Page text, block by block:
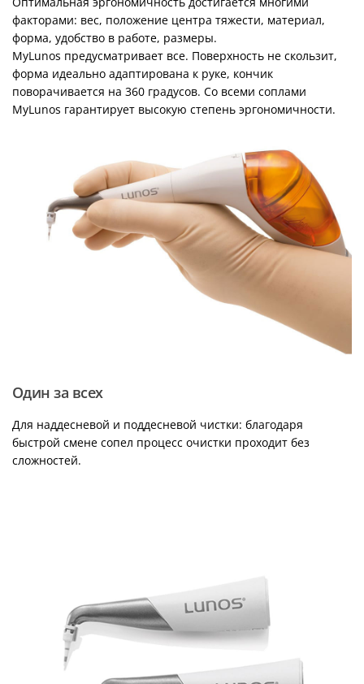
факторами: вес, положение центра тяжести, материал,
форма, удобство в работе, размеры.
MyLunos предусматривает все. Поверхность не скользит,
форма идеально адаптирована к руке, кончик
поворачивается на 360 градусов. Со всеми соплами
MyLunos гарантирует высокую степень эргономичности.
Один за всех
Для наддесневой и поддесневой чистки: благодаря
быстрой смене сопел процесс очистки проходит без
сложностей.